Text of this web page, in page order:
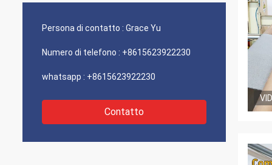
Persona di contatto : Grace Yu
Numero di telefono : +8615623922230
whatsapp : +8615623922230
Contatto